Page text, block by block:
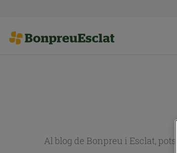
Al blog de Bonpreu i Esclat,